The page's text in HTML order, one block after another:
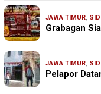
JAWA TIMUR,
Grabagan
JAWA TIMUR,
Pelapor